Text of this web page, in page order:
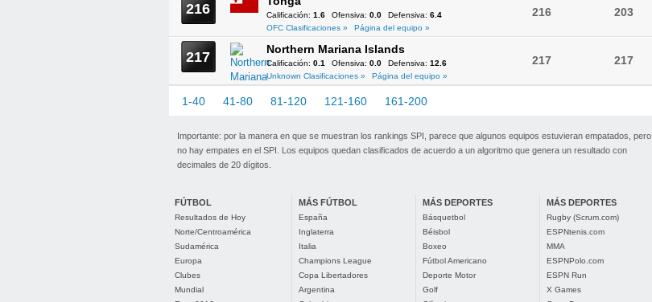
216 Calificación: 1.6 Ofensiva: 0.0 Defensiva: 6.4
OFC Clasificaciones »
Página del equipo »
216 203
217 Northern Mariana Islands
Calificación: 0.1 Ofensiva: 0.0 Defensiva: 12.6
Unknown Clasificaciones »
Página del equipo »
217 217
1-40 41-80 81-120 121-160 161-200
Importante: por la manera en que se muestran los rankings SPI, parece que algunos equipos estuvieran empatados, pero
no hay empates en el SPI. Los equipos quedan clasificados de acuerdo a un algoritmo que genera un resultado con
decimales de 20 dígitos.
FÚTBOL
Resultados de Hoy
Norte/Centroamérica
Sudamérica
Europa
Clubes
Mundial
MÁS FÚTBOL
España
Inglaterra
Italia
Champions League
Copa Libertadores
Argentina
MÁS DEPORTES
Básquetbol
Béisbol
Boxeo
Fútbol Americano
Deporte Motor
Golf
MÁS DEPORTES
Rugby (Scrum.com)
ESPNtenis.com
MMA
ESPNPolo.com
ESPN Run
X Games